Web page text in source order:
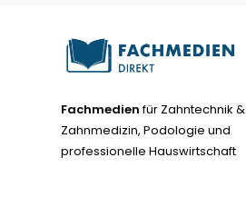
Fachmedienfür Zahntechnik &
Zahnmedizin, Podologie und
professionelle Hauswirtschaft